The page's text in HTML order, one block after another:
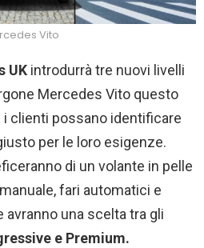
Vito
UK introdurrà tre nuovi livelli
Mercedes Vito questo
clienti possano identificare
per le loro esigenze.
di un volante in pelle
fari automatici e
avranno una scelta tra gli
e Premium.